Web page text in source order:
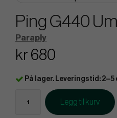
Ping G440
Paraply
kr 680
På lager. Leveringstid: 2–5
Legg til kurv